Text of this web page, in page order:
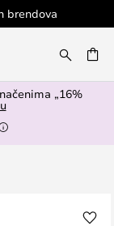
brendova
„16%